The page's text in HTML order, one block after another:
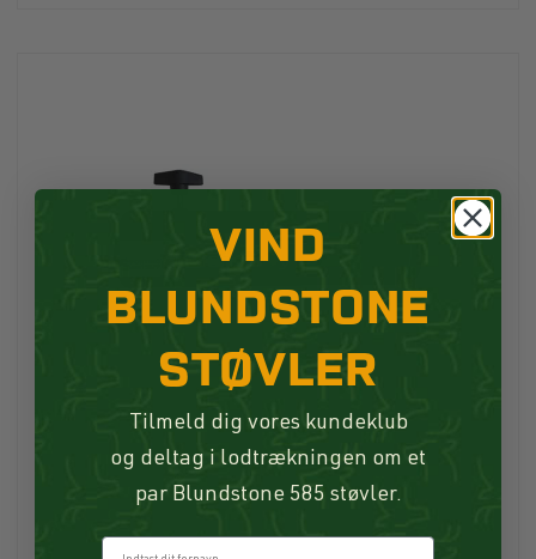
VIND
BLUNDSTONE
STØVLER
Tilmeld dig vores kundeklub
og deltag i lodtrækningen om et
par Blundstone 585 støvler.
Fornavn